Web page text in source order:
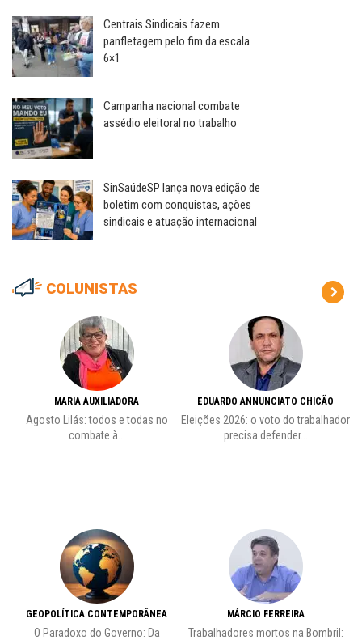
Centrais Sindicais fazem
panfletagem pelo fim da escala
6×1
Campanha nacional combate
assédio eleitoral no trabalho
SinSaúdeSP lança nova edição de
boletim com conquistas, ações
sindicais e atuação internacional
COLUNISTAS
MARIA AUXILIADORA
Agosto Lilás: todos e todas no
combate à...
GEOPOLÍTICA CONTEMPORÂNEA
O Paradoxo do Governo: Da
EDUARDO ANNUNCIATO CHICÃO
Eleições 2026: o voto do trabalhador
precisa defender...
MÁRCIO FERREIRA
Trabalhadores mortos na Bombril: